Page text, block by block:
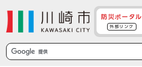
防災ポータル
外部リンク